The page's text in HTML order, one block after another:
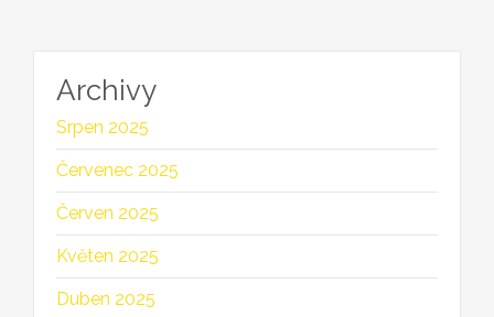
Archivy
Srpen 2025
Červenec 2025
Červen 2025
Květen 2025
Duben 2025